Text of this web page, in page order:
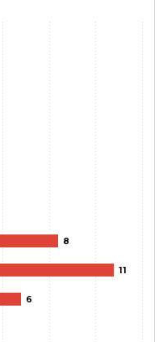
8
11
6